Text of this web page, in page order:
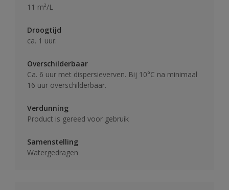
11 m²/L
Droogtijd
ca. 1 uur.
Overschilderbaar
Ca. 6 uur met dispersieverven. Bij 10°C na minimaal
16 uur overschilderbaar.
Verdunning
Product is gereed voor gebruik
Samenstelling
Watergedragen